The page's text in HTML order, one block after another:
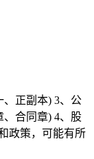
、正副本) 3、公
合同章) 4、股
政策，可能有所